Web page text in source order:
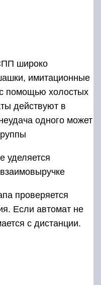
широко
имитационные
помощью холостых
действуют в
одного может
уделяется
проверяется
Если автомат не
с дистанции.